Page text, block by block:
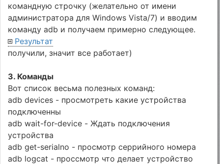
командную строчку (желательно от имени
администратора для Windows Vista/7) и вводим
команду adb и получаем примерно следующее.
Результат
получили, значит все работает)
3. Команды
Вот список весьма полезных команд:
adb devices - просмотреть какие устройства
подключенны
adb wait-for-device - Ждать подключения
устройства
adb get-serialno - просмотр серрийного номера
adb logcat - проссмотр что делает устройство